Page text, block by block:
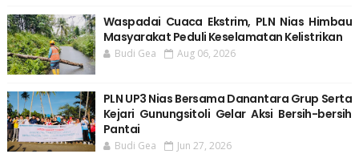
Waspadai Cuaca Ekstrim, PLN Nias Himbau
Masyarakat Peduli Keselamatan Kelistrikan
Budi Gea Aug 06, 2026
PLN UP3 Nias Bersama Danantara Grup Serta
Kejari Gunungsitoli Gelar Aksi Bersih-bersih
Pantai
Budi Gea Jun 27, 2026